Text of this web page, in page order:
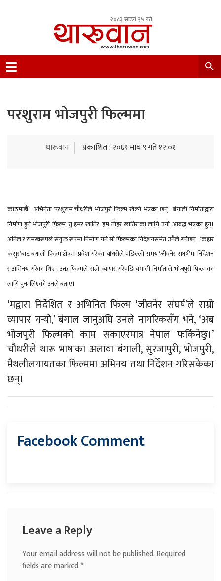
२०८३ साउन २५ गते
Nepal.
परशुराम भोजपुरी फिल्ममा
थारूवान प्रकाशित : २०६९ माघ ९ गते १२:०१
काठमाडौं– अभिनेता परशुराम चौधरीले भोजपुरी फिल्म खेल्ने भएका छन्। बंगाली निर्माताद्वारा
निर्माण हुने भोजपुरी फिल्म ‘तु हमर खातिर, हम तोहर खातिर’का लागि उनी आबद्ध भएका हुन्।
अनिल र रामस्वरूपले संयुक्त रूपमा निर्माण गर्ने सो फिल्मका निर्देशनसमेत उनैले गर्नेछन्। ‘कहार
कसुर’बाट बंगाली फिल्म क्षेत्रमा प्रवेश गरेका चौधरीले पछिल्लो समय ‘जीवनेर संघर्ष’मा निर्देशन
र अभिनय गरेका थिए। उक्त फिल्मले राम्रो व्यापार गरेपछि बंगाली निर्माताले भोजपुरी फिल्मका
लागि पुनः लिएको उनले बताए।
‘मद्वारा निर्देशित र अभिनित फिल्म ‘जीवनेर संघर्ष’ले राम्रो
व्यापार गर्‍यो,’ बंगाल जानुअघि उनले नागरिकसँग भने, ‘अब
भोजपुरी फिल्मको काम सकाएरमात्र नेपाल फर्किनेछु।’
चौधरीले थारू भाषाका अलावा बंगाली, सुरजापुरी, भोजपुरी,
मैथलीलगायतका फिल्ममा अभिनय तथा निर्देशन गरिसकेका
छन्।
Facebook Comment
Leave a Reply
Your email address will not be published.Required
fields are marked*